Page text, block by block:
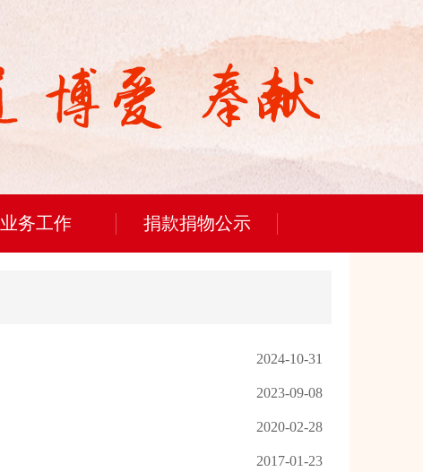
业务工作 捐款捐物公示
2024-10-31
2023-09-08
2020-02-28
2017-01-23